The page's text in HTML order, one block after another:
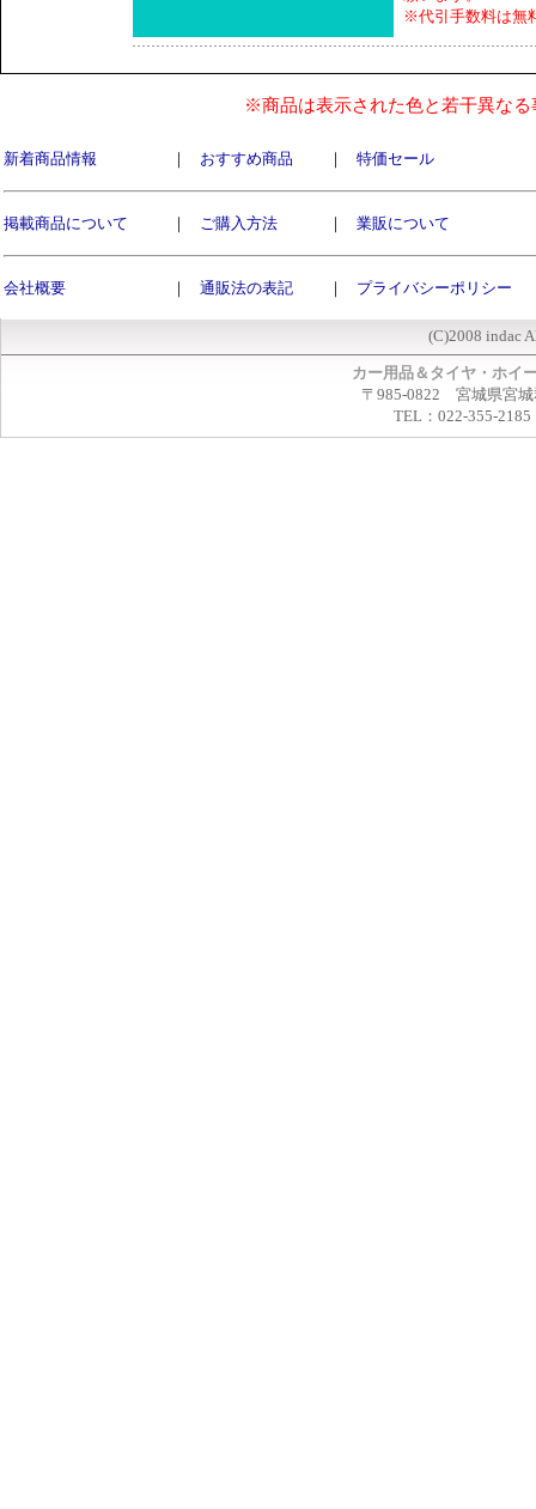
※代引手数料は無
※商品は表示された色と若干異な
新着商品情報 ｜ おすすめ商品 ｜ 特価セール
掲載商品について ｜ ご購入方法 ｜ 業販について
会社概要 ｜ 通販法の表記 ｜ プライバシーポリシー
(C)2008 indac
カー用品＆タイヤ・ホイ
〒985-0822 宮城県宮城
TEL：022-355-